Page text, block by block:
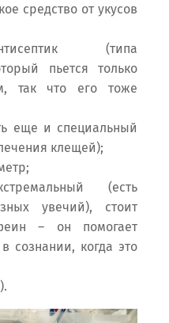
средство от укусов
(типа
пьется только
так что его тоже
еще и специальный
клещей);
(есть
увечий), стоит
– он помогает
сознании, когда это